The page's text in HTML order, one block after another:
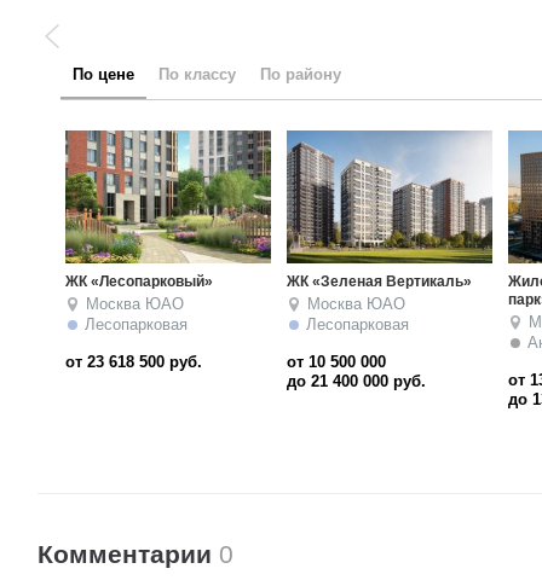
по цене по классу по району
Вертикаль»
ЮАО
500 000
Жилой комплекс «Аннино
ЮАО
от 13 438 600
МФК «Авеню 77»
ЮАО
Чертановская
до 61 000 000
Комментарии 0